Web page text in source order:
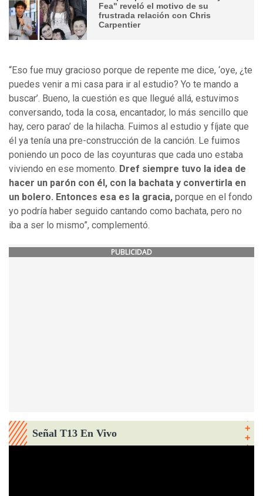
Fea" reveló el motivo de su
frustrada relación con Chris
Carpentier
“Eso fue muy gracioso porque de repente me dice, ‘oye, ¿te
puedes venir a mi casa para ir al estudio? Yo te mando a
buscar’. Bueno, la cuestión es que llegué allá, estuvimos
conversando, toda la cosa, encantador, lo más sencillo que
hay, cero parao’ de la hilacha. Fuimos al estudio y fíjate que
él ya tenía una pre-construcción de la canción. Le fuimos
poniendo un poco de las coyunturas que cada uno estaba
viviendo en ese momento. Dref siempre tuvo la idea de
hacer un parón con él, con la bachata y convertirla en
un bolero. Entonces esa es la gracia, porque en el fondo
yo podría haber seguido cantando como bachata, pero no
iba a ser lo mismo”, complementó.
PUBLICIDAD
Señal T13 En Vivo